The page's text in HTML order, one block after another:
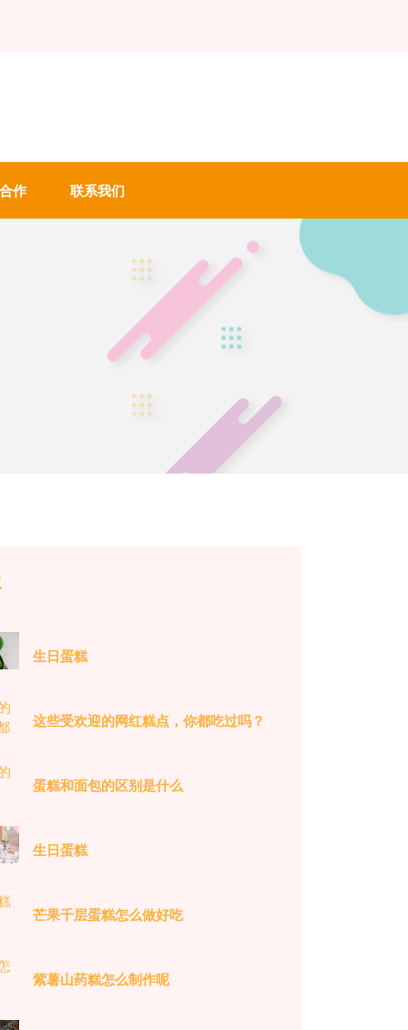
作 联系我们
生日蛋糕
这些受欢迎的网红糕点，你都吃过吗？
蛋糕和面包的区别是什么
生日蛋糕
芒果千层蛋糕怎么做好吃
紫薯山药糕怎么制作呢